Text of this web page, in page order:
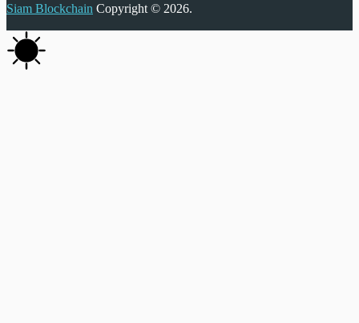
Siam Blockchain Copyright © 2026.